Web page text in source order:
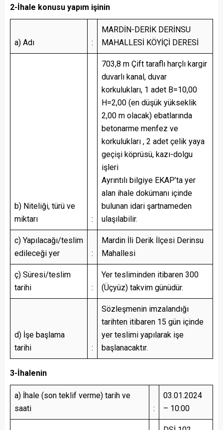
2-İhale konusu yapım işinin
a) Adı :
MARDİN-DERİK DERİNSU
MAHALLESİ KÖYİÇİ DERESİ
b) Niteliği, türü ve
miktarı
:
703,8 m Çift taraflı harçlı kargir
duvarlı kanal, duvar
korkulukları, 1 adet B=10,00
H=2,00 (en düşük yükseklik
2,00 m olacak) ebatlarında
betonarme menfez ve
korkulukları , 2 adet çelik yaya
geçişi köprüsü, kazı-dolgu
işleri
Ayrıntılı bilgiye EKAP’ta yer
alan ihale dokümanı içinde
bulunan idari şartnameden
ulaşılabilir.
c) Yapılacağı/teslim
edileceği yer
:
Mardin İli Derik İlçesi Derinsu
Mahallesi
ç) Süresi/teslim
tarihi
:
Yer tesliminden itibaren 300
(Üçyüz) takvim günüdür.
d) İşe başlama
tarihi
:
Sözleşmenin imzalandığı
tarihten itibaren 15 gün içinde
yer teslimi yapılarak işe
başlanacaktır.
3-İhalenin
a) İhale (son teklif verme) tarih ve
saati
:
03.01.2024
– 10:00